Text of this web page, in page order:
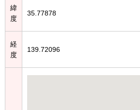
緯
度
35.77878
経
度
139.72096